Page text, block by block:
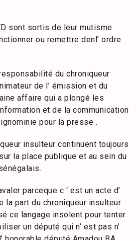
sont sortis de leur mutisme
ou remettre denl’ ordre
du chroniqueur
de l’ émission et du
affaire qui a plongé les
et de la communication
pour la presse .
insulteur continuent toujours
la place publique et au sein du
parceque c ‘ est un acte d’
la part du chroniqueur insulteur
ce langage insolent pour tenter
un député qui n’ est pas n’